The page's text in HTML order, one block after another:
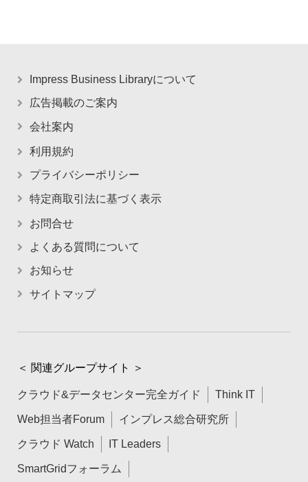
Impress Business Libraryについて
広告掲載のご案内
会社案内
利用規約
プライバシーポリシー
特定商取引法に基づく表示
お問合せ
よくある質問について
お知らせ
サイトマップ
＜ 関連グループサイト ＞
クラウド&データセンター完全ガイド Think IT
Web担当者Forum インプレス総合研究所
クラウド Watch IT Leaders
SmartGridフォーラム